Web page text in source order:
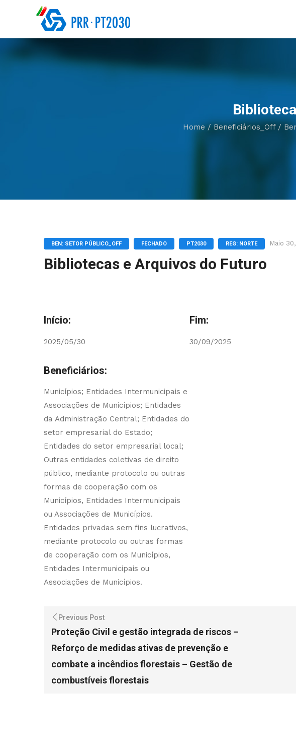
Home/ Beneficiários_Off/
BEN: SETOR PÚBLICO_OFF FECHADO PT2030 REG: NORTE Maio
Bibliotecas e Arquivos do Futuro
Início:
2025/05/30
Fim:
30/09/2025
Beneficiários:
Municípios; Entidades Intermunicipais e
Associações de Municípios; Entidades
da Administração Central; Entidades do
setor empresarial do Estado;
Entidades do setor empresarial local;
Outras entidades coletivas de direito
público, mediante protocolo ou outras
formas de cooperação com os
Municípios, Entidades Intermunicipais
ou Associações de Municípios.
Entidades privadas sem fins lucrativos,
mediante protocolo ou outras formas
de cooperação com os Municípios,
Entidades Intermunicipais ou
Associações de Municípios.
Previous Post
Proteção Civil e gestão integrada de riscos –
Reforço de medidas ativas de prevenção e
combate a incêndios florestais – Gestão de
combustíveis florestais